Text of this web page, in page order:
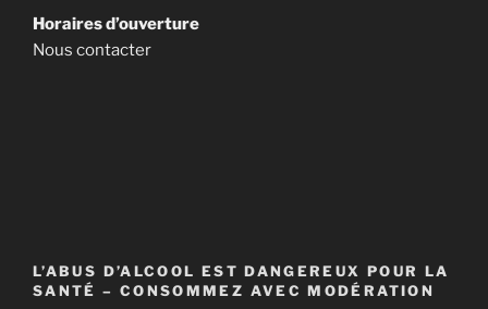
Horaires d’ouverture
Nous contacter
L’ABUS D’ALCOOL EST DANGEREUX POUR LA
SANTÉ – CONSOMMEZ AVEC MODÉRATION